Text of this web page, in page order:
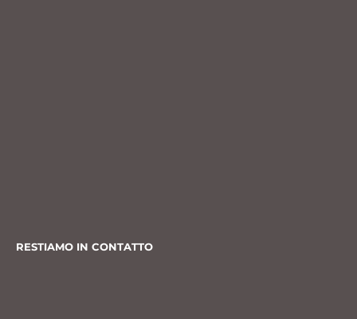
RESTIAMO IN CONTATTO